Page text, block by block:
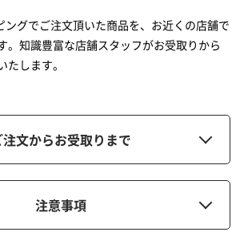
グでご注文頂いた商品を、お近くの店舗で
。知識豊富な店舗スタッフがお受取りから
します。
注文からお受取りまで
注意事項